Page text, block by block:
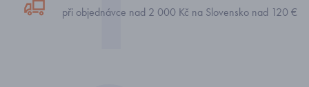
při objednávce nad 2 000 Kč na Slovensko nad 120 €